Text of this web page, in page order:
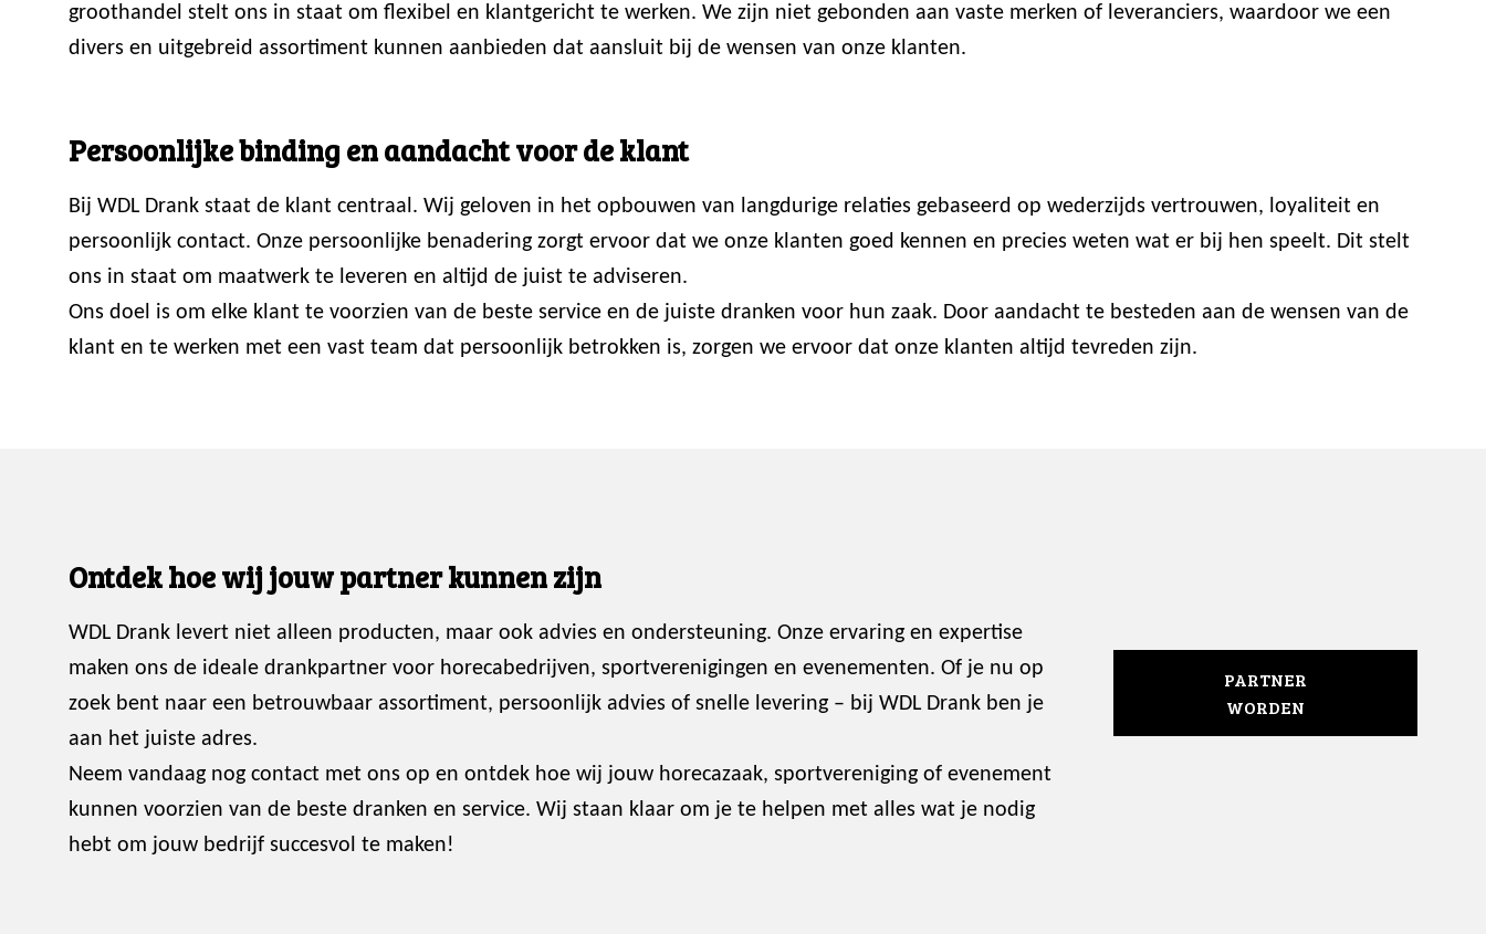
groothandel stelt ons in staat om flexibel en klantgericht te werken. We zijn niet gebonden aan vaste merken of leveranciers, waardoor we een
divers en uitgebreid assortiment kunnen aanbieden dat aansluit bij de wensen van onze klanten.
Persoonlijke binding en aandacht voor de klant
Bij WDL Drank staat de klant centraal. Wij geloven in het opbouwen van langdurige relaties gebaseerd op wederzijds vertrouwen, loyaliteit en
persoonlijk contact. Onze persoonlijke benadering zorgt ervoor dat we onze klanten goed kennen en precies weten wat er bij hen speelt. Dit stelt
ons in staat om maatwerk te leveren en altijd de juist te adviseren.
Ons doel is om elke klant te voorzien van de beste service en de juiste dranken voor hun zaak. Door aandacht te besteden aan de wensen van de
klant en te werken met een vast team dat persoonlijk betrokken is, zorgen we ervoor dat onze klanten altijd tevreden zijn.
Ontdek hoe wij jouw partner kunnen zijn
WDL Drank levert niet alleen producten, maar ook advies en ondersteuning. Onze ervaring en expertise
maken ons de ideale drankpartner voor horecabedrijven, sportverenigingen en evenementen. Of je nu op
zoek bent naar een betrouwbaar assortiment, persoonlijk advies of snelle levering – bij WDL Drank ben je
aan het juiste adres.
Neem vandaag nog contact met ons op en ontdek hoe wij jouw horecazaak, sportvereniging of evenement
kunnen voorzien van de beste dranken en service. Wij staan klaar om je te helpen met alles wat je nodig
hebt om jouw bedrijf succesvol te maken!
PARTNER
WORDEN